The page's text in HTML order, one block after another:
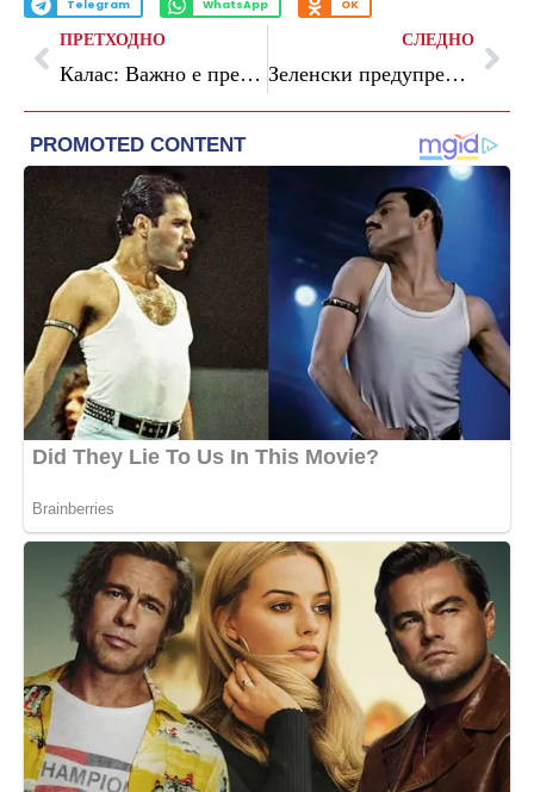
Telegram WhatsApp OK
ПРЕТХОДНО
Калас: Важно е преговорите меѓу САД и Иран да продолжат
СЛЕДНО
Зеленски предупредува: Имаме малку време за преговори со Русија